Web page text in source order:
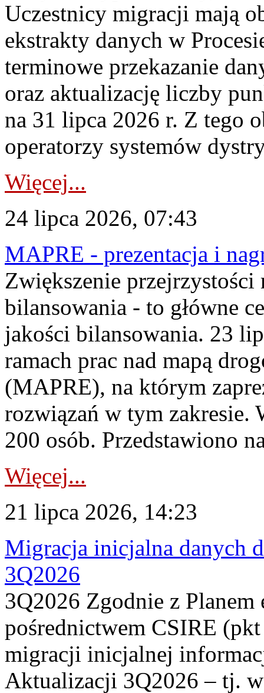
Uczestnicy migracji mają
ekstrakty danych w
terminowe przekazanie
oraz aktualizację liczby
na 31 lipca 2026 r. Z tego
operatorzy systemów
Więcej...
24 lipca 2026, 07:43
MAPRE - prezentacja i
Zwiększenie
bilansowania - to główne
jakości bilansowania. 23
ramach prac nad mapą
(MAPRE), na którym
rozwiązań w tym zakresie.
200 osób. Przedstawiono
Więcej...
21 lipca 2026, 14:23
Migracja inicjalna danych
3Q2026
3Q2026 Zgodnie z
pośrednictwem CSIRE
migracji inicjalnej
Aktualizacji 3Q2026 – tj.